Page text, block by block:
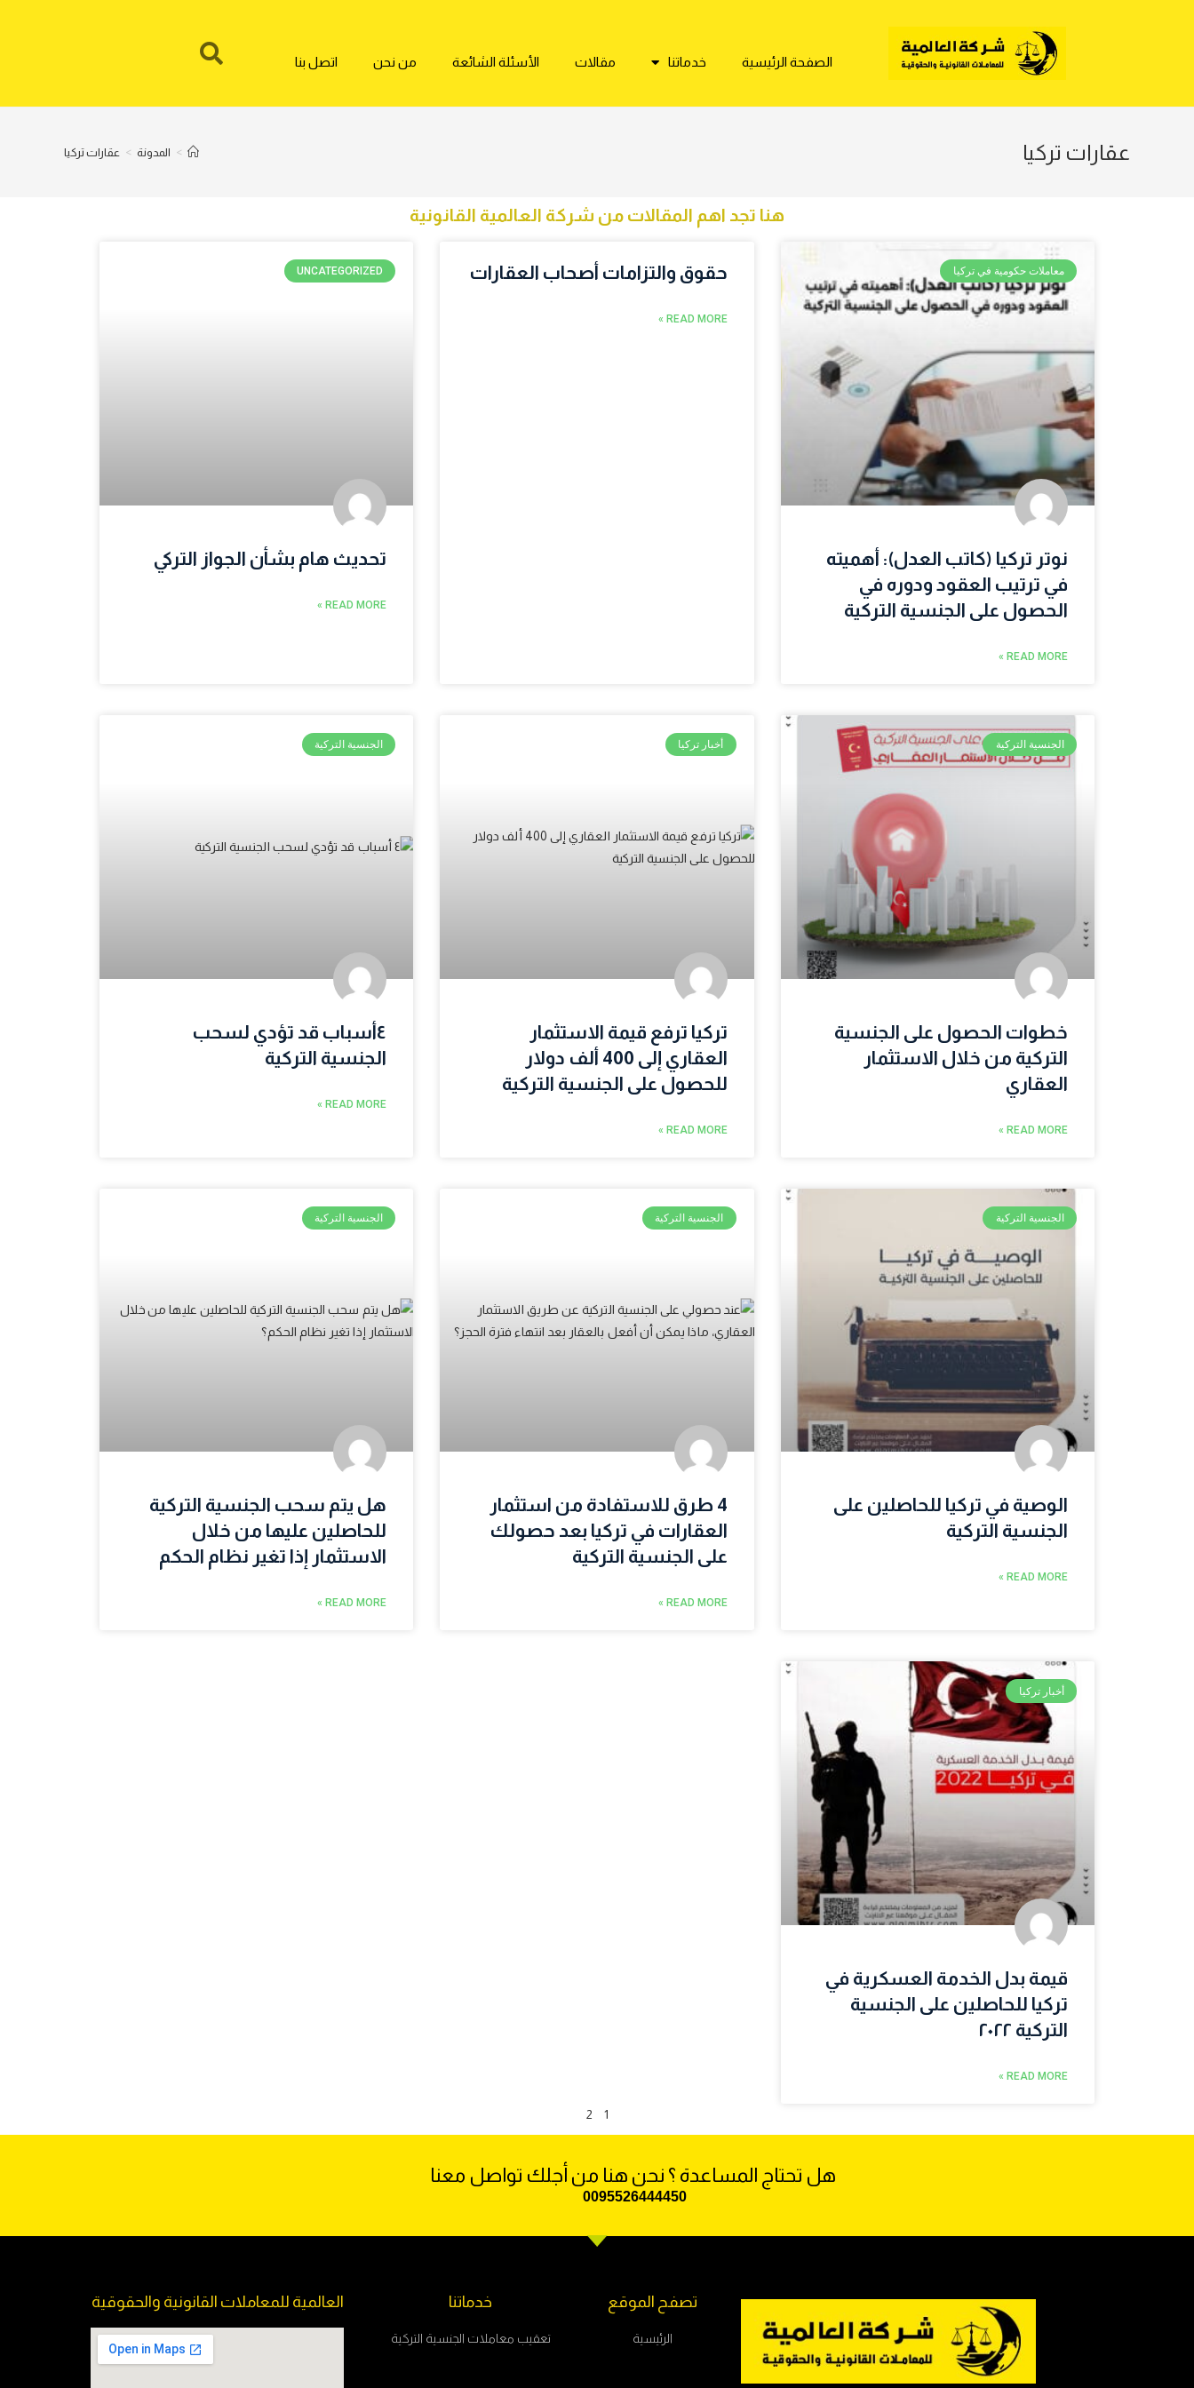
الصفحة الرئيسية خدماتنا مقالات الأسئلة الشائعة من نحن اتصل بنا
عقارات تركيا > المدونة > عقارات تركيا
هنا تجد اهم المقالات من شركة العالمية القانونية
معاملات حكومية في تركيا
نوتر تركيا (كاتب العدل): أهميته
في ترتيب العقود ودوره في
الحصول على الجنسية التركية
READ MORE »
حقوق والتزامات أصحاب العقارات
READ MORE »
UNCATEGORIZED
تحديث هام بشأن الجواز التركي
READ MORE »
الجنسية التركية
خطوات الحصول على الجنسية
التركية من خلال الاستثمار
العقاري
READ MORE »
أخبار تركيا
تركيا ترفع قيمة الاستثمار
العقاري إلى 400 ألف دولار
للحصول على الجنسية التركية
READ MORE »
الجنسية التركية
٤أسباب قد تؤدي لسحب
الجنسية التركية
READ MORE »
الجنسية التركية
الوصية في تركيا للحاصلين على
الجنسية التركية
READ MORE »
الجنسية التركية
4 طرق للاستفادة من استثمار
العقارات في تركيا بعد حصولك
على الجنسية التركية
READ MORE »
الجنسية التركية
هل يتم سحب الجنسية التركية
للحاصلين عليها من خلال
الاستثمار إذا تغير نظام الحكم
READ MORE »
أخبار تركيا
قيمة بدل الخدمة العسكرية في
تركيا للحاصلين على الجنسية
التركية ٢٠٢٢
READ MORE »
1
2
هل تحتاج المساعدة ؟ نحن هنا من أجلك تواصل معنا
0095526444450
تصفح الموقع
الرئيسية
خدماتنا
تعقيب معاملات الجنسية التركية
العالمية للمعاملات القانونية والحقوقية